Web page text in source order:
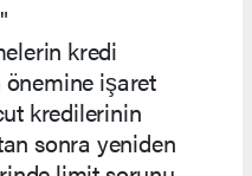
kredi
önemine işaret
kredilerinin
sonra yeniden